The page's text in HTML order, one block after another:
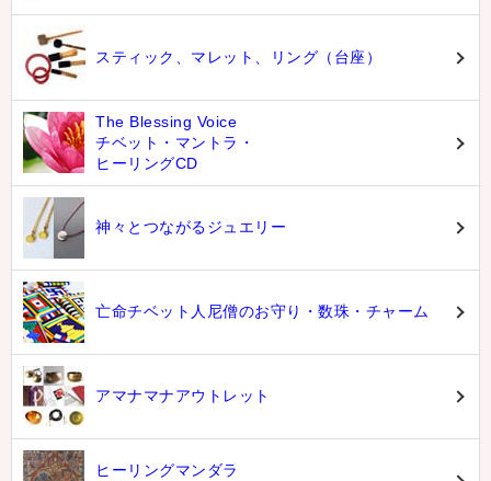
スティック、マレット、リング（台座）
The Blessing Voice
チベット・マントラ・
ヒーリングCD
神々とつながるジュエリー
亡命チベット人尼僧のお守り・数珠・チャーム
アマナマナアウトレット
ヒーリングマンダラ